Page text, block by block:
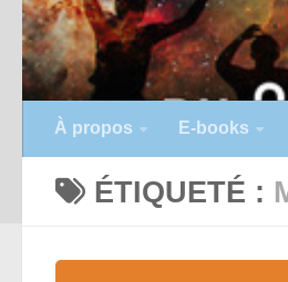
À propos E-books
ÉTIQUETÉ :